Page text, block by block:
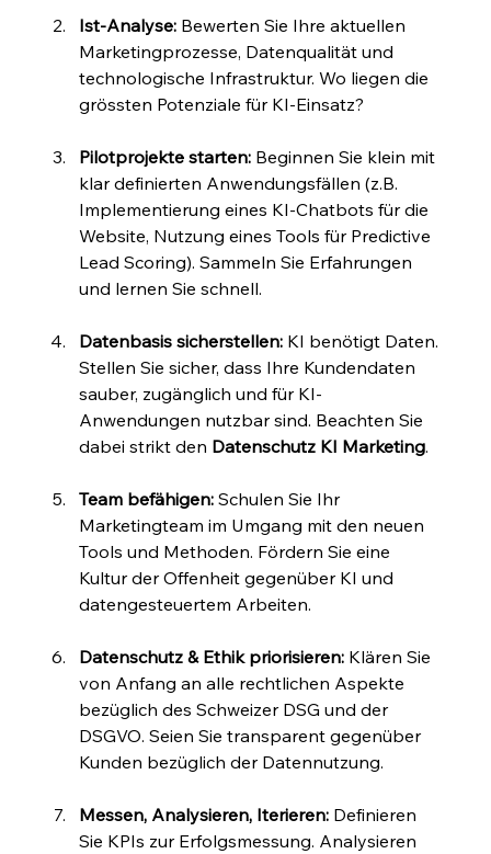
Ist-Analyse: Bewerten Sie Ihre aktuellen
Marketingprozesse, Datenqualität und
technologische Infrastruktur. Wo liegen die
grössten Potenziale für KI-Einsatz?
Pilotprojekte starten: Beginnen Sie klein mit
klar definierten Anwendungsfällen (z.B.
Implementierung eines KI-Chatbots für die
Website, Nutzung eines Tools für Predictive
Lead Scoring). Sammeln Sie Erfahrungen
und lernen Sie schnell.
Datenbasis sicherstellen: KI benötigt Daten.
Stellen Sie sicher, dass Ihre Kundendaten
sauber, zugänglich und für KI-
Anwendungen nutzbar sind. Beachten Sie
dabei strikt den Datenschutz KI Marketing.
Team befähigen: Schulen Sie Ihr
Marketingteam im Umgang mit den neuen
Tools und Methoden. Fördern Sie eine
Kultur der Offenheit gegenüber KI und
datengesteuertem Arbeiten.
Datenschutz & Ethik priorisieren: Klären Sie
von Anfang an alle rechtlichen Aspekte
bezüglich des Schweizer DSG und der
DSGVO. Seien Sie transparent gegenüber
Kunden bezüglich der Datennutzung.
Messen, Analysieren, Iterieren: Definieren
Sie KPIs zur Erfolgsmessung. Analysieren